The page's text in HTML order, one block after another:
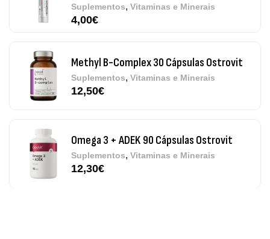
Suplementos,Vitaminas e Minerais
4,00€
Methyl B-Complex 30 Cápsulas Ostrovit
Suplementos,Vitaminas e Minerais
12,50€
Omega 3 + ADEK 90 Cápsulas Ostrovit
Suplementos,Vitaminas e Minerais
12,30€